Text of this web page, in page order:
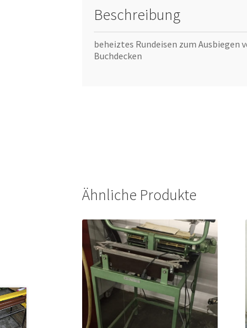
Beschreibung
beheiztes Rundeisen zum Ausbiegen
Buchdecken
Ähnliche Produkte